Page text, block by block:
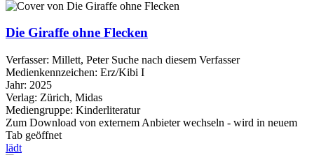
Die Giraffe ohne Flecken
Verfasser: Millett, Peter Suche nach diesem Verfasser
Medienkennzeichen: Erz/Kibi I
Jahr: 2025
Verlag: Zürich, Midas
Mediengruppe: Kinderliteratur
Zum Download von externem Anbieter wechseln - wird in neuem
Tab geöffnet
lädt